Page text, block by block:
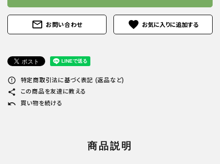
mail_outline お問い合わせ favorite
error_outline 特定商取引法に基づく表記 (返品など)
share この商品を友達に教える
undo 買い物を続ける
商品説明